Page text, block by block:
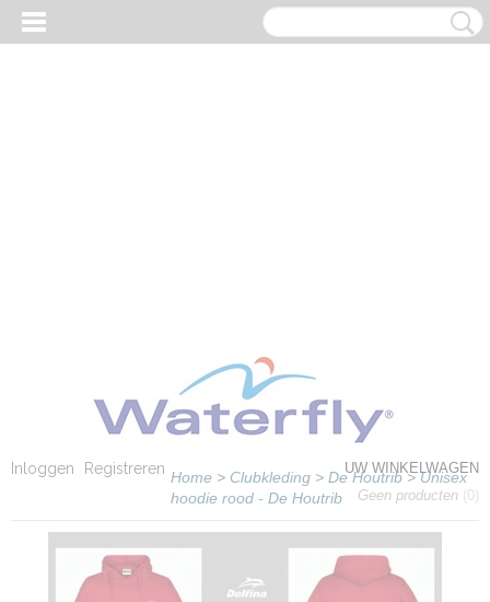
Inloggen Registreren
UW WINKELWAGEN
Geen producten (0)
Home > Clubkleding > De Houtrib>Unisex
hoodie rood - De Houtrib